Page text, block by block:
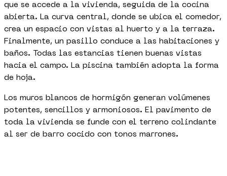
que se accede a la vivienda, seguida de la cocina
abierta. La curva central, donde se ubica el comedor,
crea un espacio con vistas al huerto y a la terraza.
Finalmente, un pasillo conduce a las habitaciones y
baños. Todas las estancias tienen buenas vistas
hacia el campo. La piscina también adopta la forma
de hoja.
Los muros blancos de hormigón generan volúmenes
potentes, sencillos y armoniosos. El pavimento de
toda la vivienda se funde con el terreno colindante
al ser de barro cocido con tonos marrones.